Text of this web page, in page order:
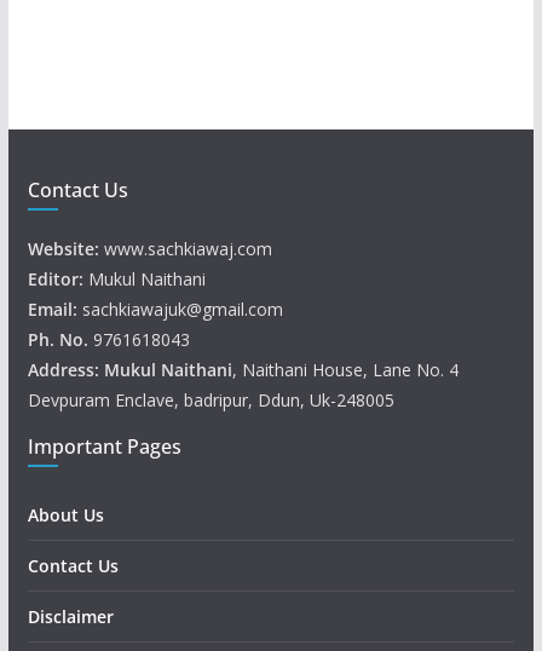
Contact Us
Website: www.sachkiawaj.com
Editor: Mukul Naithani
Email: sachkiawajuk@gmail.com
Ph. No. 9761618043
Address: Mukul Naithani, Naithani House, Lane No. 4
Devpuram Enclave, badripur, Ddun, Uk-248005
Important Pages
About Us
Contact Us
Disclaimer